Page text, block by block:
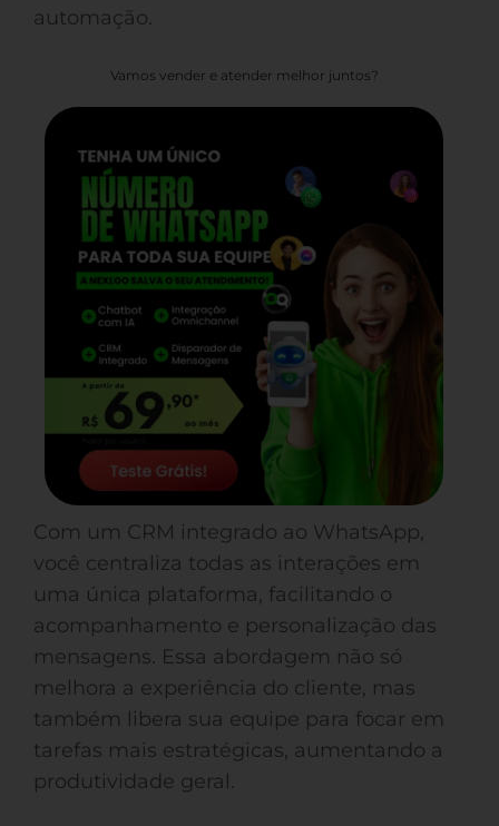
automação.
Vamos vender e atender melhor juntos?
Com um CRM integrado ao WhatsApp,
você centraliza todas as interações em
uma única plataforma, facilitando o
acompanhamento e personalização das
mensagens. Essa abordagem não só
melhora a experiência do cliente, mas
também libera sua equipe para focar em
tarefas mais estratégicas, aumentando a
produtividade geral.